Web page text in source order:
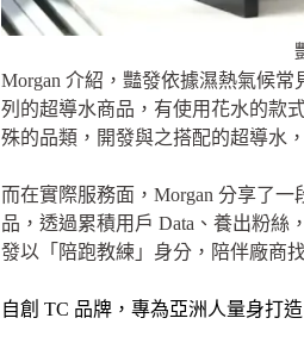
Morgan 介紹，豔發依據濕熱氣候
列的超導水商品，有使用花水的款
殊的品類，開發與之搭配的超導水
而在實際服務面，Morgan 分享了
品，透過累積用戶 Data、養出粉
發以「陪跑教練」身分，陪伴廠商
自創 TC 品牌，專為亞洲人量身打